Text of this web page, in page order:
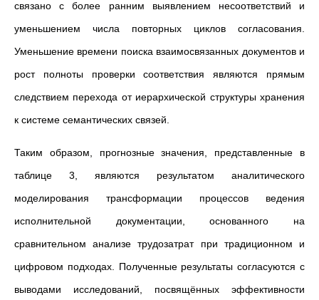
связано с более ранним выявлением несоответствий и
уменьшением числа повторных циклов согласования.
Уменьшение времени поиска взаимосвязанных документов и
рост полноты проверки соответствия являются прямым
следствием перехода от иерархической структуры хранения
к системе семантических связей.
Таким образом, прогнозные значения, представленные в
таблице 3, являются результатом аналитического
моделирования трансформации процессов ведения
исполнительной документации, основанного на
сравнительном анализе трудозатрат при традиционном и
цифровом подходах. Полученные результаты согласуются с
выводами исследований, посвящённых эффективности